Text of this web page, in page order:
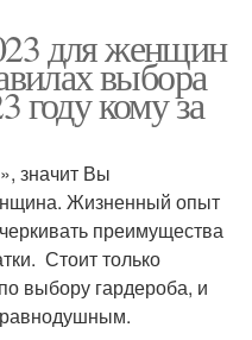
для женщин
выбора
году кому за
значит Вы
Жизненный опыт
преимущества
Стоит только
выбору гардероба, и